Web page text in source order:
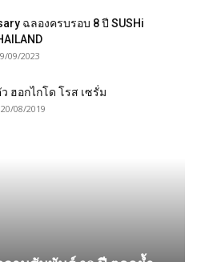
ฉลองครบรอบ 8 ปี SUSHi
09/2023
ว ฮอกไกโด โรส เซรั่ม
20/08/2019